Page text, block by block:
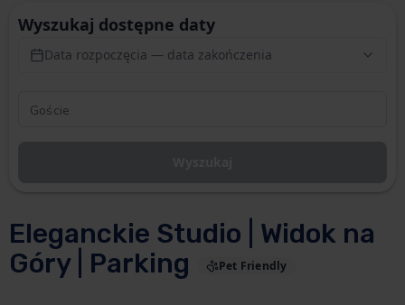
Eleganckie Studio | Widok na
Góry | Parking
Pet Friendly
Wyszukaj dostępne daty
Data rozpoczęcia — data zakończenia